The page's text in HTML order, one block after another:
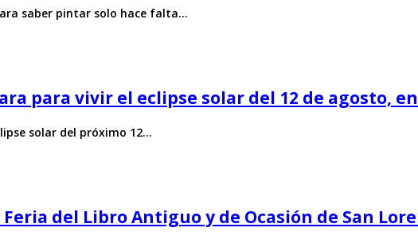
saber pintar solo hace falta…
para vivir el eclipse solar del 12 de agosto,
solar del próximo 12…
del Libro Antiguo y de Ocasión de San